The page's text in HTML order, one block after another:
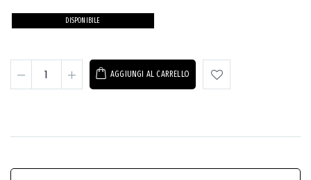
DISPONIBILE
AGGIUNGI AL CARRELLO